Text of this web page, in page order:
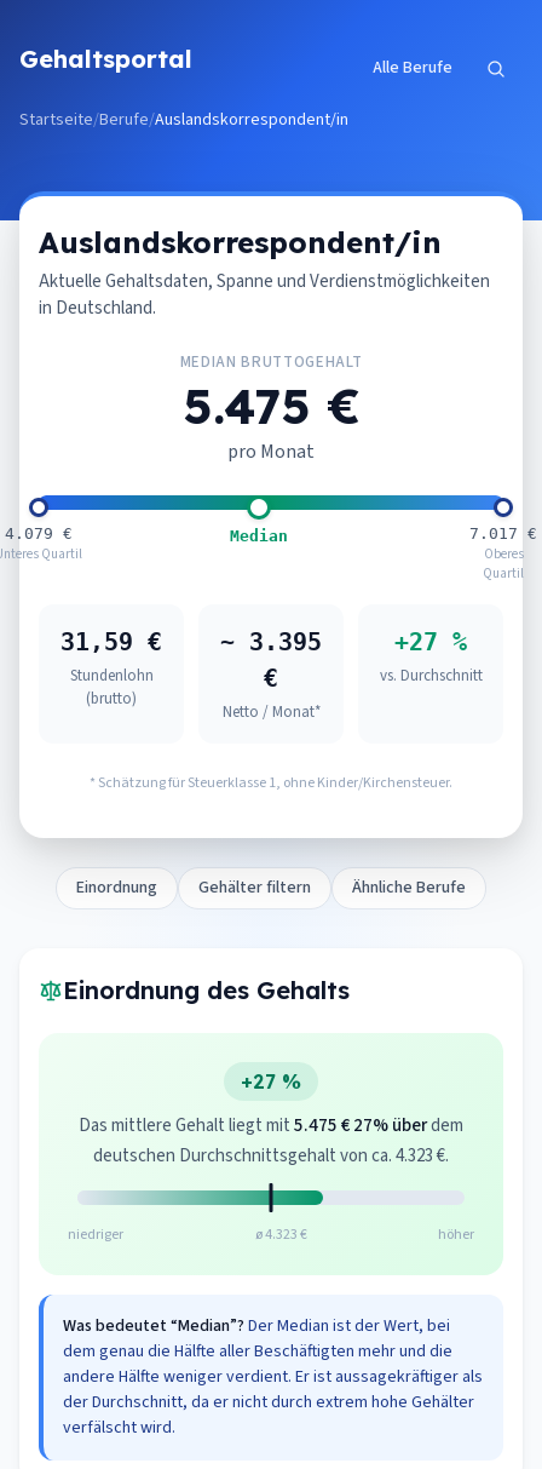
Gehaltsportal Alle Berufe
Startseite/Berufe/Auslandskorrespondent/in
Auslandskorrespondent/in
Aktuelle Gehaltsdaten, Spanne und Verdienstmöglichkeiten
in Deutschland.
MEDIAN BRUTTOGEHALT
5.475 €
pro Monat
4.079 €
Quartil
Median
7.017 €
Oberes
Quartil
31,59 €
Stundenlohn
(brutto)
~ 3.395
€
Netto / Monat*
+27 %
vs. Durchschnitt
* Schätzung für Steuerklasse 1, ohne Kinder/Kirchensteuer.
Einordnung Gehälter filtern Ähnliche Berufe
Einordnung des Gehalts
+27 %
Das mittlere Gehalt liegt mit5.475 €27% überdem
deutschen Durchschnittsgehalt von ca. 4.323 €.
niedriger ø 4.323 € höher
Was bedeutet “Median”? Der Median ist der Wert, bei
dem genau die Hälfte aller Beschäftigten mehr und die
andere Hälfte weniger verdient. Er ist aussagekräftiger als
der Durchschnitt, da er nicht durch extrem hohe Gehälter
verfälscht wird.